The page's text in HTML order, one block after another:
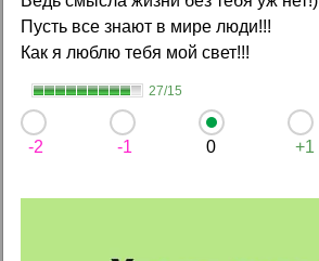
Пусть все знают в мире люди!!!
Как я люблю тебя мой свет!!!
27/15
-2 -1 0 +1